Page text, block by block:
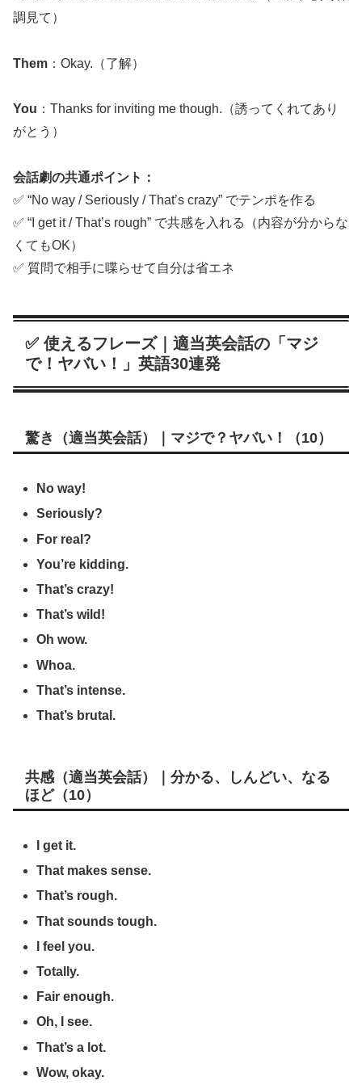
調見て）
Them ：Okay.（了解）
You ：Thanks for inviting me though.（誘ってくれてあり
がとう）
会話劇の共通ポイント：
✅ “No way / Seriously / That’s crazy” でテンポを作る
✅ “I get it / That’s rough” で共感を入れる（内容が分からな
くてもOK）
✅ 質問で相手に喋らせて自分は省エネ
✅ 使えるフレーズ｜適当英会話の「マジ
で！ヤバい！」英語30連発
驚き（適当英会話）｜マジで？ヤバい！（10）
No way!
Seriously?
For real?
You’re kidding.
That’s crazy!
That’s wild!
Oh wow.
Whoa.
That’s intense.
That’s brutal.
共感（適当英会話）｜分かる、しんどい、なる
ほど（10）
I get it.
That makes sense.
That’s rough.
That sounds tough.
I feel you.
Totally.
Fair enough.
Oh, I see.
That’s a lot.
Wow, okay.